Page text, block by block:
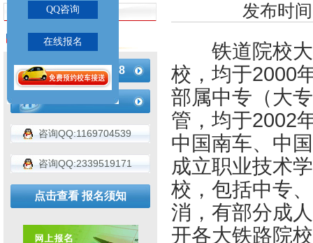
航空服务专业
联系我们
183-4936-2188
咨询QQ:1169704539
咨询QQ:2339519171
点击查看 报名须知
发布时
铁道院校大
校，均于2000
部属中专（大
管，均于2002
中国南车、中
成立职业技术
校，包括中专
消，有部分成
开各大铁路院
QQ咨询
在线报名